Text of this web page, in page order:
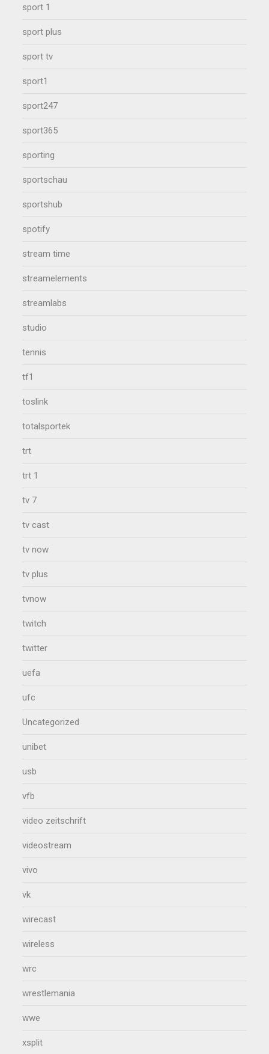
sport 1
sport plus
sport tv
sport1
sport247
sport365
sporting
sportschau
sportshub
spotify
stream time
streamelements
streamlabs
studio
tennis
tf1
toslink
totalsportek
trt
trt 1
tv 7
tv cast
tv now
tv plus
tvnow
twitch
twitter
uefa
ufc
Uncategorized
unibet
usb
vfb
video zeitschrift
videostream
vivo
vk
wirecast
wireless
wrc
wrestlemania
wwe
xsplit